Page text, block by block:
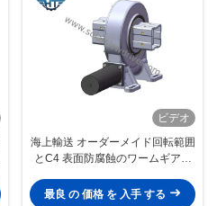
ビデオ
海上輸送 オーダーメイド回転範囲
とC4 表面防腐蝕のワームギアス
最良 の 価格 を 入手 する